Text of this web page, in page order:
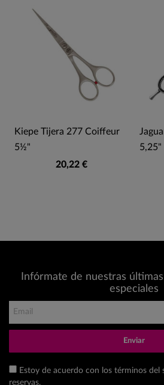
Kiepe Tijera 277 Coiffeur
5½"
20,22 €
5,25"
Infórmate de nuestras
especiales
Enviar
Estoy de acuerdo con los términos del
reservas.